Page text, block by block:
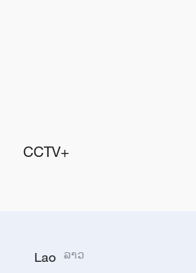
CCTV+
Lao ລາວ